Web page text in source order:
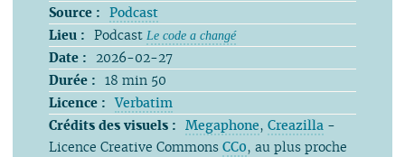
Source : Podcast
Lieu : PodcastLe code a changé
Date :
2026-02-27
Durée : 18 min 50
Licence : Verbatim
Crédits des visuels : Megaphone,Creazilla -
Licence Creative CommonsCC0, au plus proche